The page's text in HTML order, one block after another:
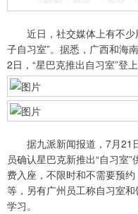
近日，社交媒体上有不少
子自习室”。据悉，广西和海
2日，“星巴克推出自习室”登上
据九派新闻报道，7月21
员确认星巴克新推出“自习室
费入座，不限时和不需要预
等，另有广州员工称自习室
学习。